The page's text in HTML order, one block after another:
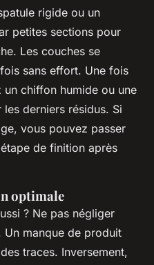
rigide ou un
petites sections pour
Les couches se
sans effort. Une fois
chiffon humide ou une
derniers résidus. Si
vous pouvez passer
de finition après
optimale
? Ne pas négliger
Un manque de produit
traces. Inversement,